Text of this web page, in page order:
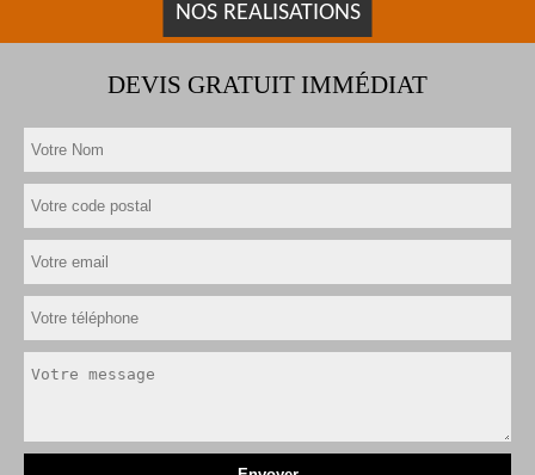
NOS REALISATIONS
DEVIS GRATUIT IMMÉDIAT